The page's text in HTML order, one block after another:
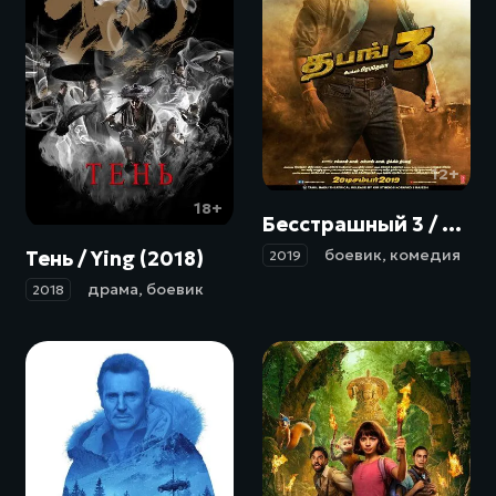
18+
Тень / Ying (2018)
2018 драма, боевик
12+
Бесстрашный 3 / Dabangg 3 (2019)
2019 боевик, комедия